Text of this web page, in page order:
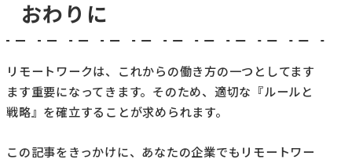
おわりに
リモートワークは、これからの働き方の一つとしてます
ます重要になってきます。そのため、適切な『ルールと
戦略』を確立することが求められます。
この記事をきっかけに、あなたの企業でもリモートワー